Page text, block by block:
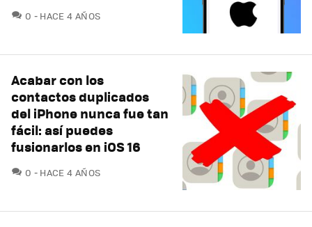
0 COMENTARIOS
HACE 4 AÑOS
Acabar con los
contactos duplicados
del iPhone nunca fue tan
fácil: así puedes
fusionarlos en iOS 16
0 COMENTARIOS
HACE 4 AÑOS